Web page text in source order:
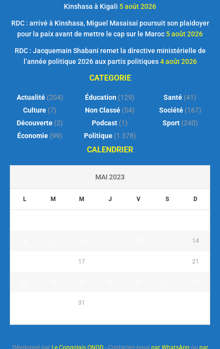
Kinshasa à Kigali 5 août 2026
RDC : arrivé à Kinshasa, Miguel Masaisai poursuit son plaidoyer
pour la paix avant de mettre le cap sur le Maroc 5 août 2026
RDC : Jacquemain Shabani remet la directive ministérielle de
l’année politique 2026 aux partis politiques 4 août 2026
CATEGORIE
Actualité(204)
Culture (7)
Découverte (2)
Économie (99)
Éducation (129)
Non Classé (54)
Podcast (1)
Politique(1 378)
Santé (41)
Société(167)
Sport(240)
CALENDRIER
MAI 2023
L M M J V S D
14
17 21
31
Développé par Le Congolais ONGD- Contactez-nous par WhatsAppou par